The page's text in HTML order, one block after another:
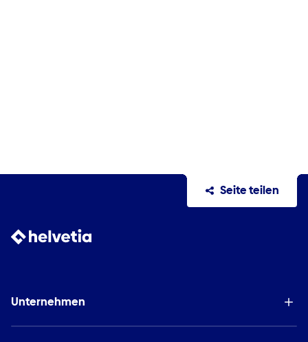
Seite teilen
Unternehmen